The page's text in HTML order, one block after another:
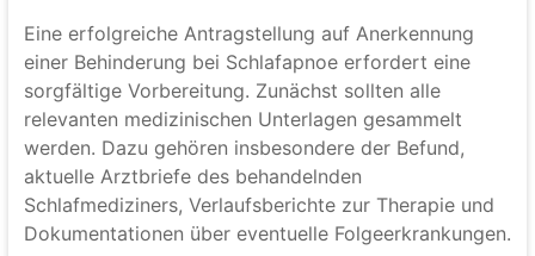
Eine erfolgreiche Antragstellung auf Anerkennung
einer Behinderung bei Schlafapnoe erfordert eine
sorgfältige Vorbereitung. Zunächst sollten alle
relevanten medizinischen Unterlagen gesammelt
werden. Dazu gehören insbesondere der Befund,
aktuelle Arztbriefe des behandelnden
Schlafmediziners, Verlaufsberichte zur Therapie und
Dokumentationen über eventuelle Folgeerkrankungen.